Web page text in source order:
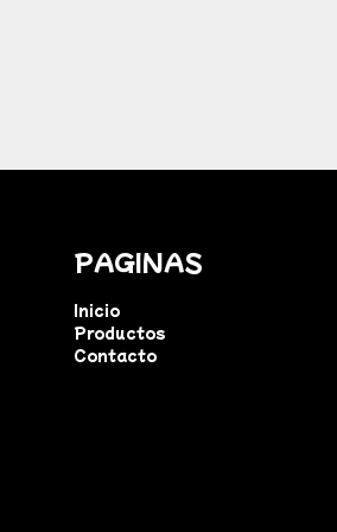
PAGINAS
Inicio
Productos
Contacto